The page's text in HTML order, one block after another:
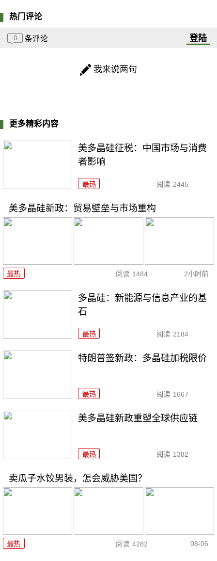
热门评论
0 条评论 登陆
我来说两句
更多精彩内容
美多晶硅征税：中国市场与消费
者影响
最热 阅读 2445
美多晶硅新政：贸易壁垒与市场重构
最热 阅读 1484 2小时前
多晶硅：新能源与信息产业的基
石
最热 阅读 2184
特朗普签新政：多晶硅加税限价
最热 阅读 1667
美多晶硅新政重塑全球供应链
最热 阅读 1382
卖瓜子水饺男装，怎会威胁美国？
最热 阅读 4282 08-06